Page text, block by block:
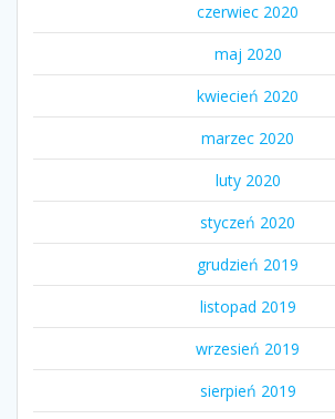
czerwiec 2020
maj 2020
kwiecień 2020
marzec 2020
luty 2020
styczeń 2020
grudzień 2019
listopad 2019
wrzesień 2019
sierpień 2019